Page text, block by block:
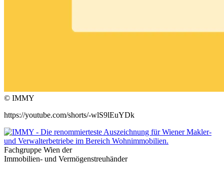
© IMMY
https://youtube.com/shorts/-wlS9lEuYDk
Fachgruppe Wien der
Immobilien- und Vermögenstreuhänder